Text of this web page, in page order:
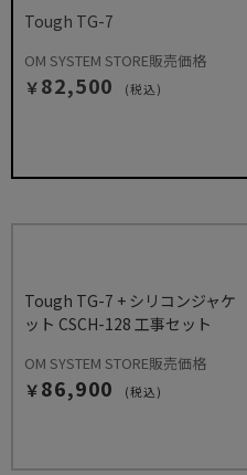
Tough TG-7
OM SYSTEM STORE販売価格
￥82,500 (税込)
Tough TG-7 + シリコンジャケ
ット CSCH-128 工事セット
OM SYSTEM STORE販売価格
￥86,900 (税込)